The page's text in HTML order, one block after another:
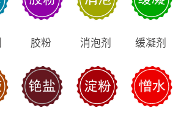
胶粉 消泡剂 缓凝剂